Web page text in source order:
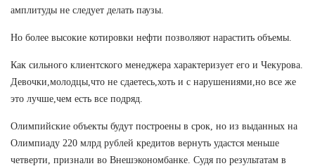
амплитуды не следует делать паузы.
Но более высокие котировки нефти позволяют нарастить объемы.
Как сильного клиентского менеджера характеризует его и Чекурова.
Девочки,молодцы,что не сдаетесь,хоть и с нарушениями,но все же
это лучше,чем есть все подряд.
Олимпийские объекты будут построены в срок, но из выданных на
Олимпиаду 220 млрд рублей кредитов вернуть удастся меньше
четверти, признали во Внешэкономбанке. Судя по результатам в